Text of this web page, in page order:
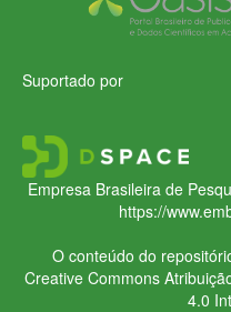
Suportado por
Empresa Brasileira de
https://
O conteúdo do
Creative Commons
4.0